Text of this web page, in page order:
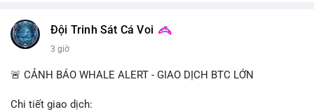
#vlikevn #titanbot
📰 Nguồn: Cointelegraph
Đội Trinh Sát Cá Voi
3 giờ
🚨 CẢNH BÁO WHALE ALERT - GIAO DỊCH BTC LỚN
Chi tiết giao dịch: